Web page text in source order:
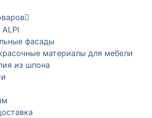
фасады
материалы для мебели
из шпона